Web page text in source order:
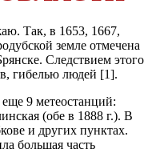
Так, в 1653, 1667,
земле отмечена
Следствием этого
гибелью людей [1].
9 метеостанций:
(обе в 1888 г.). В
и других пунктах.
большая часть